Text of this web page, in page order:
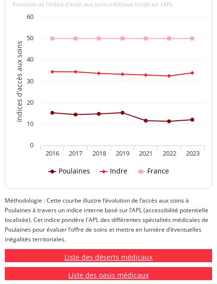
Indices d'accès aux soins
Evolution de l’indice d’accès aux soins médicaux fondé sur l'APL
Poulaines Indre France
2016 2017 2018 2019 2021 2022 2023
0
10
20
30
40
50
60
Méthodologie : Cette courbe illustre l’évolution de l’accès aux soins à
Poulaines à travers un indice interne basé sur l’APL (accessibilité potentielle
localisée). Cet indice pondère l'APL des différentes spécialités médicales de
Poulaines pour évaluer l’offre de soins et mettre en lumière d’éventuelles
inégalités territoriales.
Liste des déserts médicaux
Liste des oasis médicaux